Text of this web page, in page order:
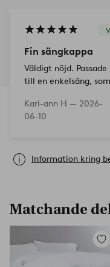
Fin sängkappa
Väldigt nöjd.
till en enkelsäng,
Kari-ann H — 2026-
06-10
Information kring
Matchande
Lägg
till